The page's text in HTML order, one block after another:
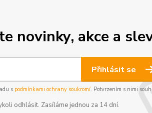
novinky, akce a
Přihlásit se
s podmínkami ochrany soukromí. Potvrzením s nimi
odhlásit. Zasíláme jednou za 14 dní.